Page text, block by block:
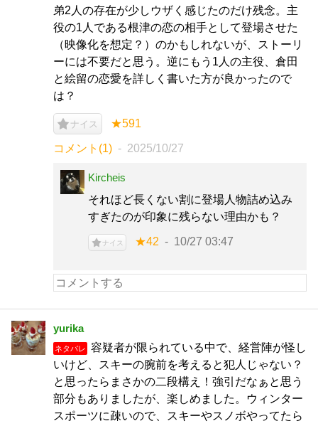
弟2人の存在が少しウザく感じたのだけ残念。主
役の1人である根津の恋の相手として登場させた
（映像化を想定？）のかもしれないが、ストーリ
ーには不要だと思う。逆にもう1人の主役、倉田
と絵留の恋愛を詳しく書いた方が良かったので
は？
ナイス ★591
コメント(1) 2025/10/27
Kircheis
それほど長くない割に登場人物詰め込み
すぎたのが印象に残らない理由かも？
ナイス ★42 10/27 03:47
yurika
ネタバレ
容疑者が限られている中で、経営陣が怪し
いけど、スキーの腕前を考えると犯人じゃない？
と思ったらまさかの二段構え！強引だなぁと思う
部分もありましたが、楽しめました。ウィンター
スポーツに疎いので、スキーやスノボやってたら